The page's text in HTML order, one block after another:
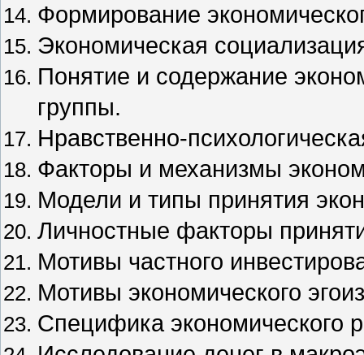
Формирование
Экономическая
Понятие и содержание
группы.
Нравственно-
Факторы и механизмы
Модели и типы принятия
Личностные факторы
Мотивы частного
Мотивы экономического
Специфика экономического